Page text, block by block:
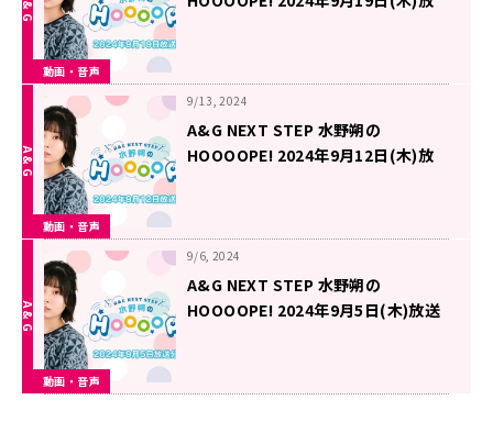
動画・音声
動画・音声
9/13, 2024
A&G NEXT STEP 水野朔の
HOOOOPE! 2024年9月12日(木)放
動画・音声
9/6, 2024
A&G NEXT STEP 水野朔の
HOOOOPE! 2024年9月5日(木)放送